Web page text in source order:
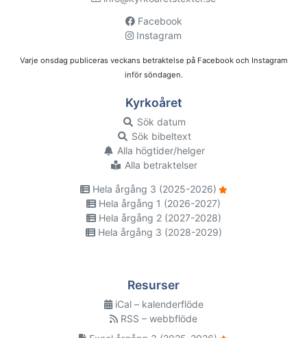
Facebook
Instagram
Varje onsdag publiceras veckans betraktelse på Facebook och Instagram
inför söndagen.
Kyrkoåret
Sök datum
Sök bibeltext
Alla högtider/helger
Alla betraktelser
Hela årgång 3 (2025-2026)
Hela årgång 1 (2026-2027)
Hela årgång 2 (2027-2028)
Hela årgång 3 (2028-2029)
Resurser
iCal – kalenderflöde
RSS – webbflöde